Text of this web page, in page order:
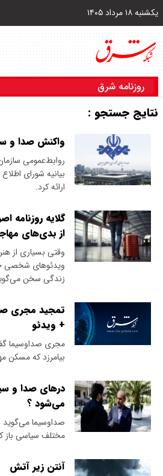
یکشنبه ۱۸ مرداد ۱۴۰۵
روزنامه شرق
نتایج جستجو :
واکنش صدا و
روابط‌عمومی
بیانیه شورای
ارائه کرد.
گلایه روزنامه
از بدی‌های
وقتی بسیاری از
ویدئوهای شخصی
زندگی سخن
تمجید مجری
+ ویدئو
مجری صداوسیما
بیامرزد که مسکن
درهای صدا و
می‌شود ؟
صداوسیما
مختلف سیاسی باز
آنتن زیر آتش